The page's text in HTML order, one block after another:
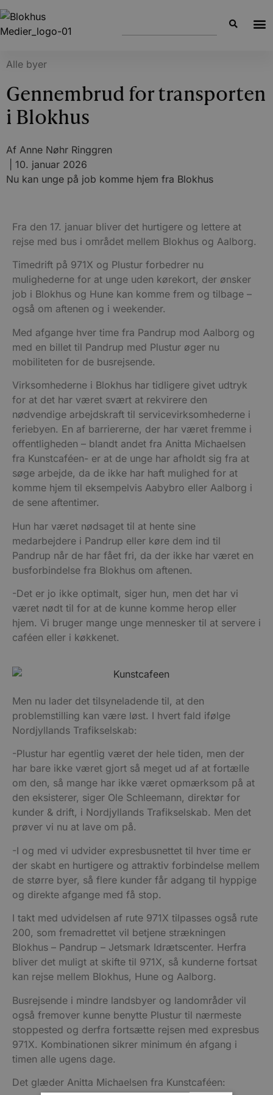
Alle byer
Gennembrud for transporten
i Blokhus
Af Anne Nøhr Ringgren
10. januar 2026
Nu kan unge på job komme hjem fra Blokhus
Fra den 17. januar bliver det hurtigere og lettere at
rejse med bus i området mellem Blokhus og Aalborg.
Timedrift på 971X og Plustur forbedrer nu
mulighederne for at unge uden kørekort, der ønsker
job i Blokhus og Hune kan komme frem og tilbage –
også om aftenen og i weekender.
Med afgange hver time fra Pandrup mod Aalborg og
med en billet til Pandrup med Plustur øger nu
mobiliteten for de busrejsende.
Virksomhederne i Blokhus har tidligere givet udtryk
for at det har været svært at rekvirere den
nødvendige arbejdskraft til servicevirksomhederne i
feriebyen. En af barriererne, der har været fremme i
offentligheden – blandt andet fra Anitta Michaelsen
fra Kunstcaféen- er at de unge har afholdt sig fra at
søge arbejde, da de ikke har haft mulighed for at
komme hjem til eksempelvis Aabybro eller Aalborg i
de sene aftentimer.
Hun har været nødsaget til at hente sine
medarbejdere i Pandrup eller køre dem ind til
Pandrup når de har fået fri, da der ikke har været en
busforbindelse fra Blokhus om aftenen.
-Det er jo ikke optimalt, siger hun, men det har vi
været nødt til for at de kunne komme herop eller
hjem. Vi bruger mange unge mennesker til at servere i
caféen eller i køkkenet.
Men nu lader det tilsyneladende til, at den
problemstilling kan være løst. I hvert fald ifølge
Nordjyllands Trafikselskab:
-Plustur har egentlig været der hele tiden, men der
har bare ikke været gjort så meget ud af at fortælle
om den, så mange har ikke været opmærksom på at
den eksisterer, siger Ole Schleemann, direktør for
kunder & drift, i Nordjyllands Trafikselskab. Men det
prøver vi nu at lave om på.
-I og med vi udvider expresbusnettet til hver time er
der skabt en hurtigere og attraktiv forbindelse mellem
de større byer, så flere kunder får adgang til hyppige
og direkte afgange med få stop.
I takt med udvidelsen af rute 971X tilpasses også rute
200, som fremadrettet vil betjene strækningen
Blokhus – Pandrup – Jetsmark Idrætscenter. Herfra
bliver det muligt at skifte til 971X, så kunderne fortsat
kan rejse mellem Blokhus, Hune og Aalborg.
Busrejsende i mindre landsbyer og landområder vil
også fremover kunne benytte Plustur til nærmeste
stoppested og derfra fortsætte rejsen med expresbus
971X. Kombinationen sikrer minimum én afgang i
timen alle ugens dage.
Det glæder Anitta Michaelsen fra Kunstcaféen: